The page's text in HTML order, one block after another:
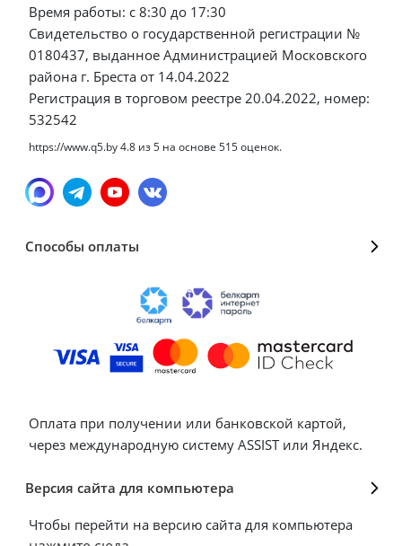
Время работы: с 8:30 до 17:30
Свидетельство о государственной регистрации №
0180437, выданное Администрацией Московского
района г. Бреста от 14.04.2022
Регистрация в торговом реестре 20.04.2022, номер:
532542
https://www.q5.by4.8 из5 на основе 515оценок.
Способы оплаты
Оплата при получении или банковской картой,
через международную систему ASSIST или Яндекс.
Версия сайта для компьютера
Чтобы перейти на версию сайта для компьютера